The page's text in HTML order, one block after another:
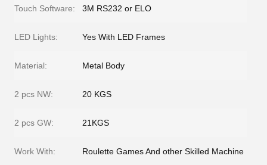
Touch Software: 3M RS232 or ELO
LED Lights: Yes With LED Frames
Material: Metal Body
2 pcs NW: 20 KGS
2 pcs GW: 21KGS
Work With: Roulette Games And other Skilled Machine